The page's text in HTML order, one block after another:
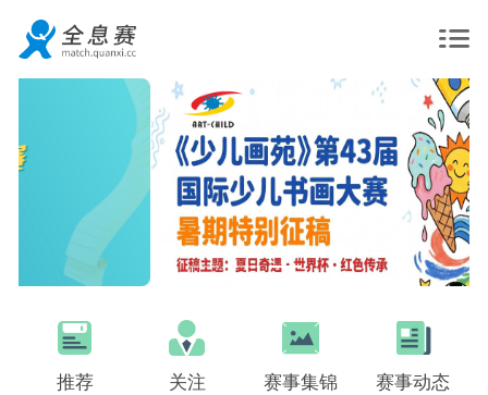
推荐 关注 赛事集锦 赛事动态